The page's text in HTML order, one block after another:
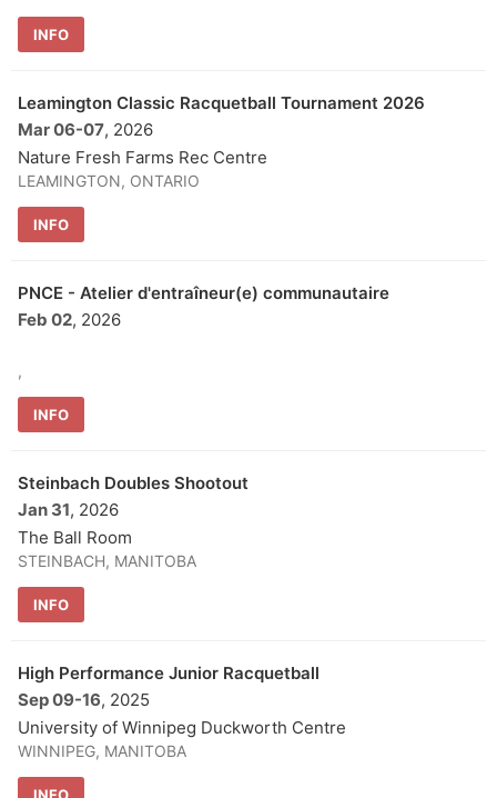
INFO
Leamington Classic Racquetball Tournament 2026
Mar 06-07, 2026
Nature Fresh Farms Rec Centre
LEAMINGTON, ONTARIO
INFO
PNCE - Atelier d'entraîneur(e) communautaire
Feb 02, 2026
,
INFO
Steinbach Doubles Shootout
Jan 31, 2026
The Ball Room
STEINBACH, MANITOBA
INFO
High Performance Junior Racquetball
Sep 09-16, 2025
University of Winnipeg Duckworth Centre
WINNIPEG, MANITOBA
INFO